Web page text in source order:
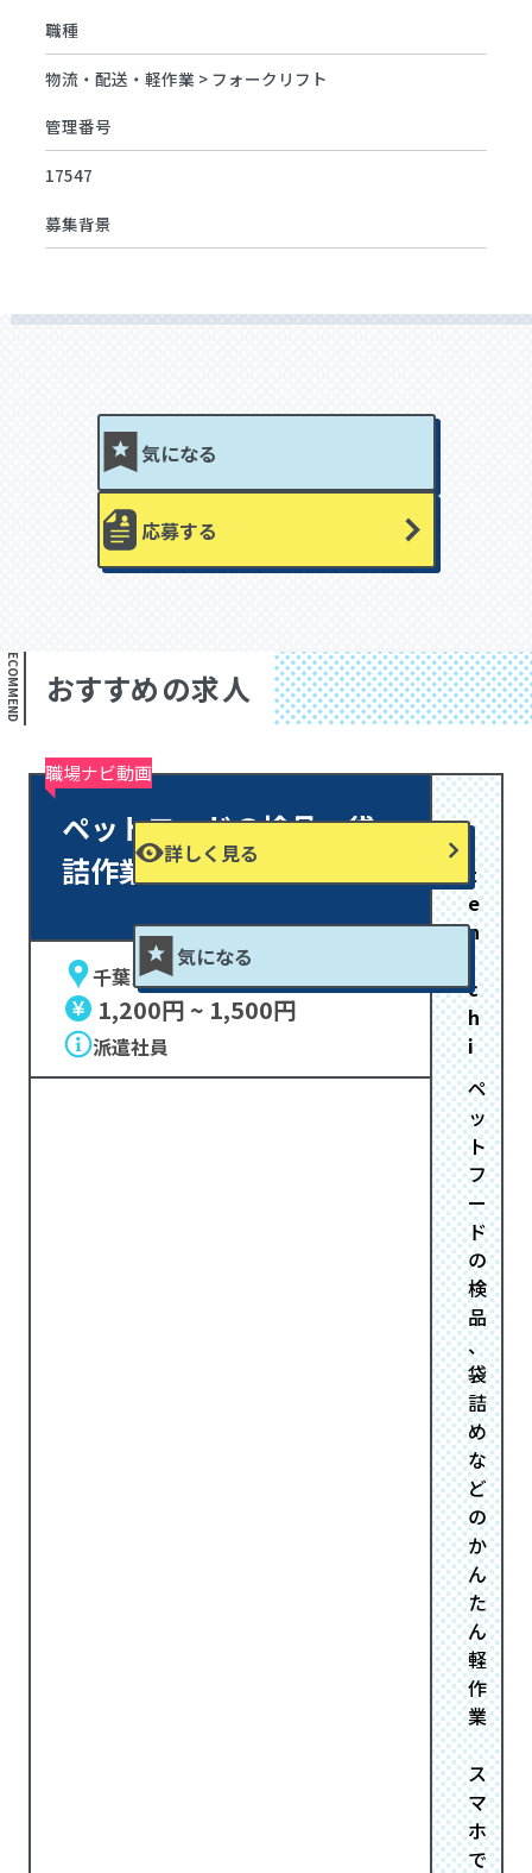
職種
物流・配送・軽作業 > フォークリフト
管理番号
17547
募集背景
気になる
応募する
RECOMMEND おすすめの求人
職場ナビ動画
ペットフードの検品・袋
詰作業 日払いOK
千葉県八千代市
1,200円 ~ 1,500円
派遣社員
t
e
n
c
h
i
ペ
ッ
ト
フ
ー
ド
の
検
品
、
袋
詰
め
な
ど
の
か
ん
た
ん
軽
作
業
ス
マ
ホ
で
詳しく見る
気になる